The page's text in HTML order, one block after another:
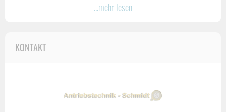
kundenfreundlichen Service von der Anfrage bis zur detaillierten
Unser Leistungsangebot:
Wir fertigen u.a. Teile für folgende Geschäftszweige:
...mehr lesen
KONTAKT